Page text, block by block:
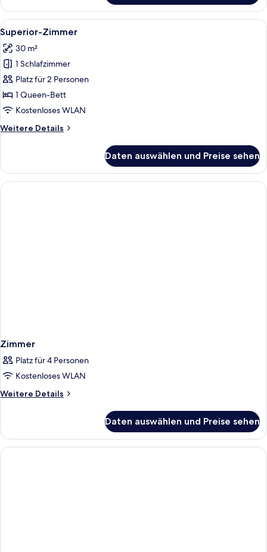
Alle
Fotos
für
Superior-
Zimmer
anzeigen
Ein modernes Hotelzimmer mit
6
Superior-Zimmer
30 m²
1 Schlafzimmer
Platz für 2 Personen
1 Queen-Bett
Kostenloses WLAN
Weitere Details
Weitere
Zimmer
Daten auswählen und Preise sehen
Zimmer
Platz für 4 Personen
Kostenloses WLAN
Weitere Details
Weitere
Daten auswählen und Preise sehen